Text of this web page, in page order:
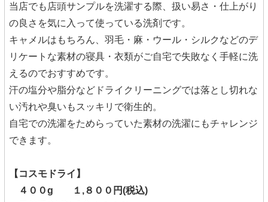
当店でも店頭サンプルを洗濯する際、扱い易さ・仕上がり
の良さを気に入って使っている洗剤です。
キャメルはもちろん、羽毛・麻・ウール・シルクなどのデ
リケートな素材の寝具・衣類がご自宅で失敗なく手軽に洗
えるのでおすすめです。
汗の塩分や脂分などドライクリーニングでは落とし切れな
い汚れや臭いもスッキリで衛生的。
自宅での洗濯をためらっていた素材の洗濯にもチャレンジ
できます。
【コスモドライ】
４００g １,８００円(税込)